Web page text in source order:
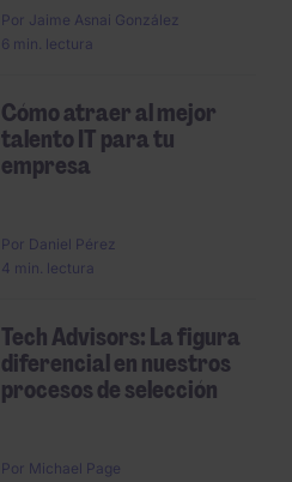
Por Jaime Asnai González
6 min. lectura
Cómo atraer al mejor
talento IT para tu
empresa
Por Daniel Pérez
4 min. lectura
Tech Advisors: La figura
diferencial en nuestros
procesos de selección
Por Michael Page